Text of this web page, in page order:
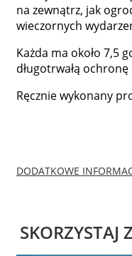
na zewnątrz, jak
wieczornych
Każda ma około 7,5
długotrwałą
Ręcznie wykonany
DODATKOWE
SKORZYSTAJ